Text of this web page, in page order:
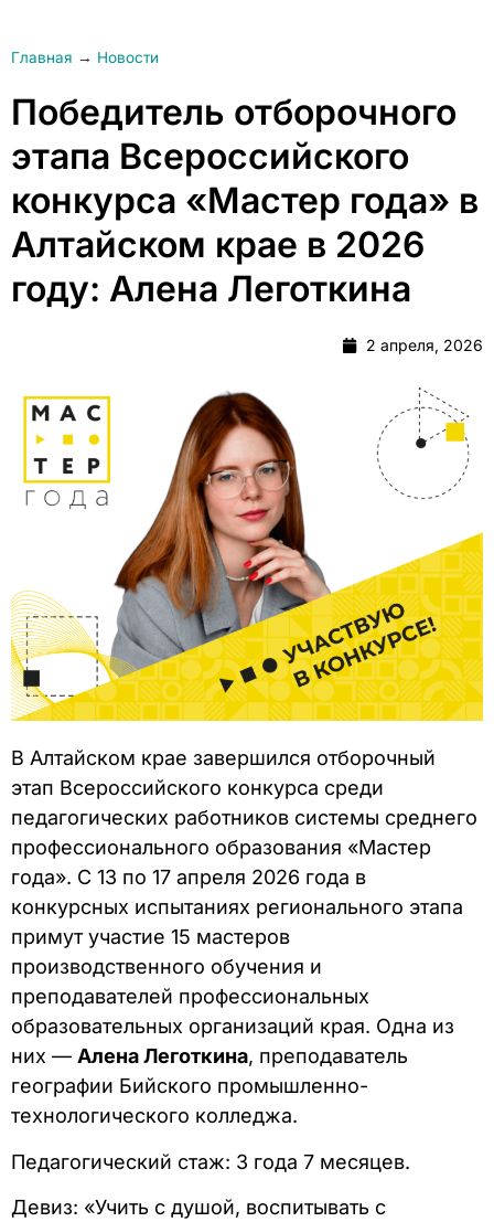
Главная → Новости
Победитель отборочного
этапа Всероссийского
конкурса «Мастер года» в
Алтайском крае в 2026
году: Алена Леготкина
2 апреля, 2026
В Алтайском крае завершился отборочный
этап Всероссийского конкурса среди
педагогических работников системы среднего
профессионального образования «Мастер
года». С 13 по 17 апреля 2026 года в
конкурсных испытаниях регионального этапа
примут участие 15 мастеров
производственного обучения и
преподавателей профессиональных
образовательных организаций края. Одна из
них — Алена Леготкина, преподаватель
географии Бийского промышленно-
технологического колледжа.
Педагогический стаж: 3 года 7 месяцев.
Девиз: «Учить с душой, воспитывать с